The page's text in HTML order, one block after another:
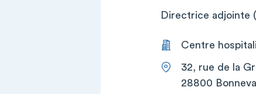
Directrice adjointe
Centre
32, rue de la
28800 Bonneval